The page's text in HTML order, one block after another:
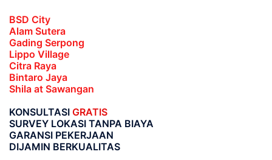
BSD City
Alam Sutera
Gading Serpong
Lippo Village
Citra Raya
Bintaro Jaya
Shila at Sawangan
KONSULTASI GRATIS
SURVEY LOKASI TANPA BIAYA
GARANSI PEKERJAAN
DIJAMIN BERKUALITAS